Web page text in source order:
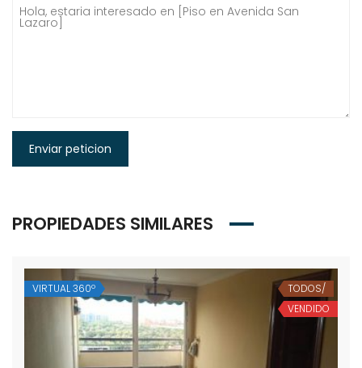
Enviar peticion
PROPIEDADES SIMILARES
VIRTUAL 360º
TODOS/
VENDIDO